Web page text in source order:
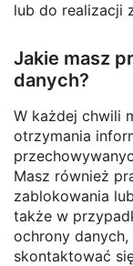
lub do realizacji
Jakie masz
danych?
W każdej chwili
otrzymania
Masz również
zablokowania
także w
ochrony
skontaktować